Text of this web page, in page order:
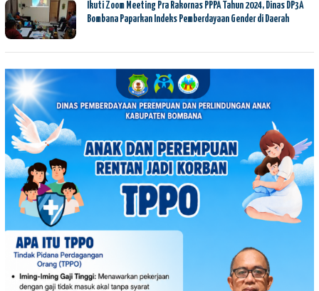
Ikuti Zoom Meeting Pra Rakornas PPPA Tahun 2024, Dinas DP3A
Bombana Paparkan Indeks Pemberdayaan Gender di Daerah